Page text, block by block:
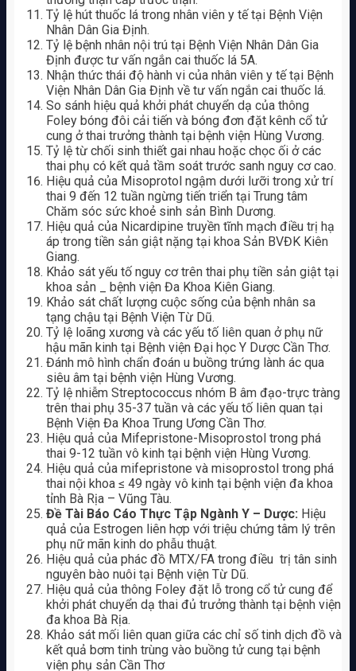
Tỷ lệ hút thuốc lá trong nhân viên y tế tại Bệnh Viện
Nhân Dân Gia Định.
Tỷ lệ bệnh nhân nội trú tại Bệnh Viện Nhân Dân Gia
Định được tư vấn ngắn cai thuốc lá 5A.
Nhận thức thái độ hành vi của nhân viên y tế tại Bệnh
Viện Nhân Dân Gia Định về tư vấn ngắn cai thuốc lá.
So sánh hiệu quả khởi phát chuyển dạ của thông
Foley bóng đôi cải tiến và bóng đơn đặt kênh cổ tử
cung ở thai trưởng thành tại bệnh viện Hùng Vương.
Tỷ lệ từ chối sinh thiết gai nhau hoặc chọc ối ở các
thai phụ có kết quả tầm soát trước sanh nguy cơ cao.
Hiệu quả của Misoprotol ngậm dưới lưỡi trong xử trí
thai 9 đến 12 tuần ngừng tiến triển tại Trung tâm
Chăm sóc sức khoẻ sinh sản Bình Dương.
Hiệu quả của Nicardipine truyền tĩnh mạch điều trị hạ
áp trong tiền sản giật nặng tại khoa Sản BVĐK Kiên
Giang.
Khảo sát yếu tố nguy cơ trên thai phụ tiền sản giật tại
khoa sản _ bệnh viện Đa Khoa Kiên Giang.
Khảo sát chất lượng cuộc sống của bệnh nhân sa
tạng chậu tại Bệnh Viện Từ Dũ.
Tỷ lệ loãng xương và các yếu tố liên quan ở phụ nữ
hậu mãn kinh tại Bệnh viện Đại học Y Dược Cần Thơ.
Đánh mô hình chẩn đoán u buồng trứng lành ác qua
siêu âm tại bệnh viện Hùng Vương.
Tỷ lệ nhiễm Streptococcus nhóm B âm đạo-trực tràng
trên thai phụ 35-37 tuần và các yếu tố liên quan tại
Bệnh Viện Đa Khoa Trung Ương Cần Thơ.
Hiệu quả của Mifepristone-Misoprostol trong phá
thai 9-12 tuần vô kinh tại bệnh viện Hùng Vương.
Hiệu quả của mifepristone và misoprostol trong phá
thai nội khoa ≤ 49 ngày vô kinh tại bệnh viện đa khoa
tỉnh Bà Rịa – Vũng Tàu.
Đề Tài Báo Cáo Thực Tập Ngành Y – Dược: Hiệu
quả của Estrogen liên hợp với triệu chứng tâm lý trên
phụ nữ mãn kinh do phẫu thuật.
Hiệu quả của phác đồ MTX/FA trong điều trị tân sinh
nguyên bào nuôi tại Bệnh viện Từ Dũ.
Hiệu quả của thông Foley đặt lỗ trong cổ tử cung để
khởi phát chuyển dạ thai đủ trưởng thành tại bệnh viện
đa khoa Bà Rịa.
Khảo sát mối liên quan giữa các chỉ số tinh dịch đồ và
kết quả bơm tinh trùng vào buồng tử cung tại bệnh
viện phụ sản Cần Thơ